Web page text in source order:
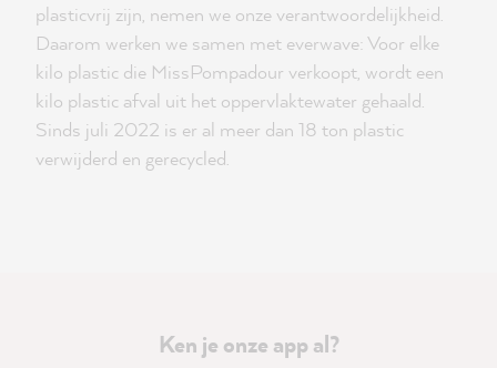
plasticvrij zijn, nemen we onze verantwoordelijkheid.
Daarom werken we samen met everwave: Voor elke
kilo plastic die MissPompadour verkoopt, wordt een
kilo plastic afval uit het oppervlaktewater gehaald.
Sinds juli 2022 is er al meer dan 18 ton plastic
verwijderd en gerecycled.
Ken je onze app al?